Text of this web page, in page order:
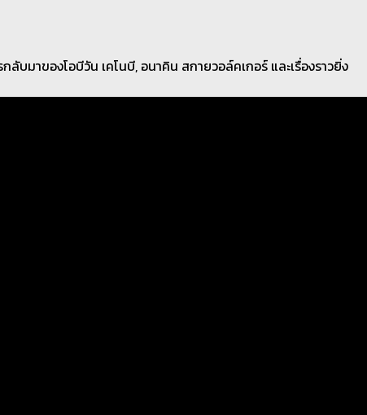
มาของโอบีวัน เคโนบี, อนาคิน สกายวอล์คเกอร์ และเรื่องราวยิ่ง